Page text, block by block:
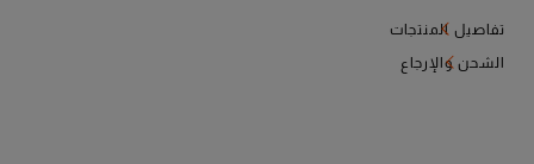
لإعطاء سطحها ملمسًا محببًا مميزًا، وتتميز بيد مريحة وحزام كتف
قابل للتعديل لضمان تنوع لانهائي في كل مناسبة. وهي مزوّدة
بحلية مرآة جذابة وجيب داخلي بسحاب.
تفاصيل المنتجات
الشحن والإرجاع